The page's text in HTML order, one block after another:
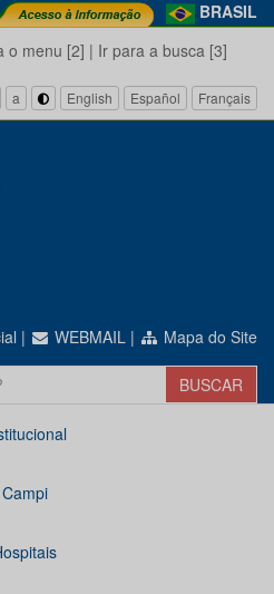
BRASIL
o menu [2] | Ir para a busca [3]
a English Español Français
| WEBMAIL | Mapa do Site
Campi